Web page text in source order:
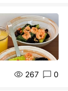
267 0